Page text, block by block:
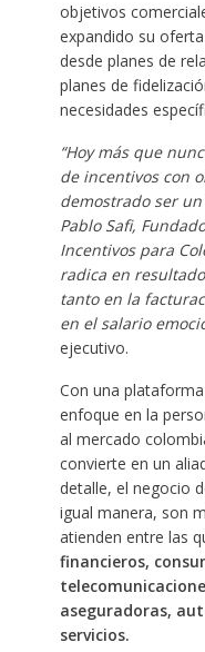
objetivos
expandido su
desde planes de
planes de
necesidades
“Hoy más que
de incentivos con
demostrado ser
Pablo Safi,
Incentivos para
radica en
tanto en la
en el salario
ejecutivo.
Con una
enfoque en la
al mercado
convierte en un
detalle, el negocio
igual manera, son
atienden entre las
financieros,
aseguradoras,
servicios.